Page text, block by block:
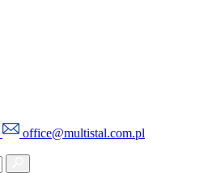
office@multistal.com.pl